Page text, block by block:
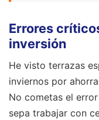
Errores
inversión
He visto terrazas
inviernos por
No cometas el
sepa trabajar con